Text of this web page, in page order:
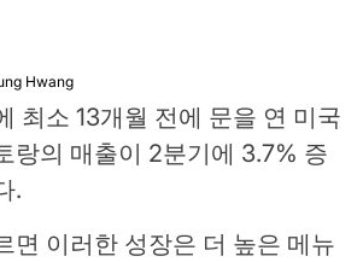
Hwang
최소 13개월 전에 문을 연 미국
랑의 매출이 2분기에 3.7% 증
.
면 이러한 성장은 더 높은 메뉴